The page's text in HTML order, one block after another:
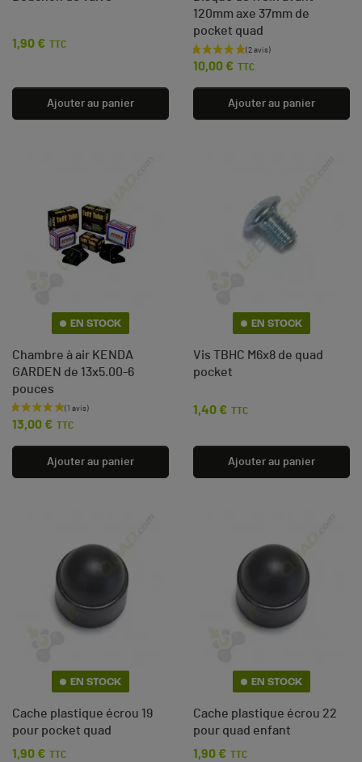
(2 avis)
Prix
1,90 € TTC
Ajouter au panier
120mm axe 37mm de
pocket quad
Prix
10,00 € TTC
Ajouter au panier
EN STOCK
Chambre à air KENDA
GARDEN de 13x5.00-6
pouces
Prix
13,00 € TTC
Ajouter au panier
EN STOCK
Vis TBHC M6x8 de quad
pocket
Prix
1,40 € TTC
Ajouter au panier
EN STOCK
Cache plastique écrou 19
pour pocket quad
Prix
1,90 € TTC
EN STOCK
Cache plastique écrou 22
pour quad enfant
Prix
1,90 € TTC